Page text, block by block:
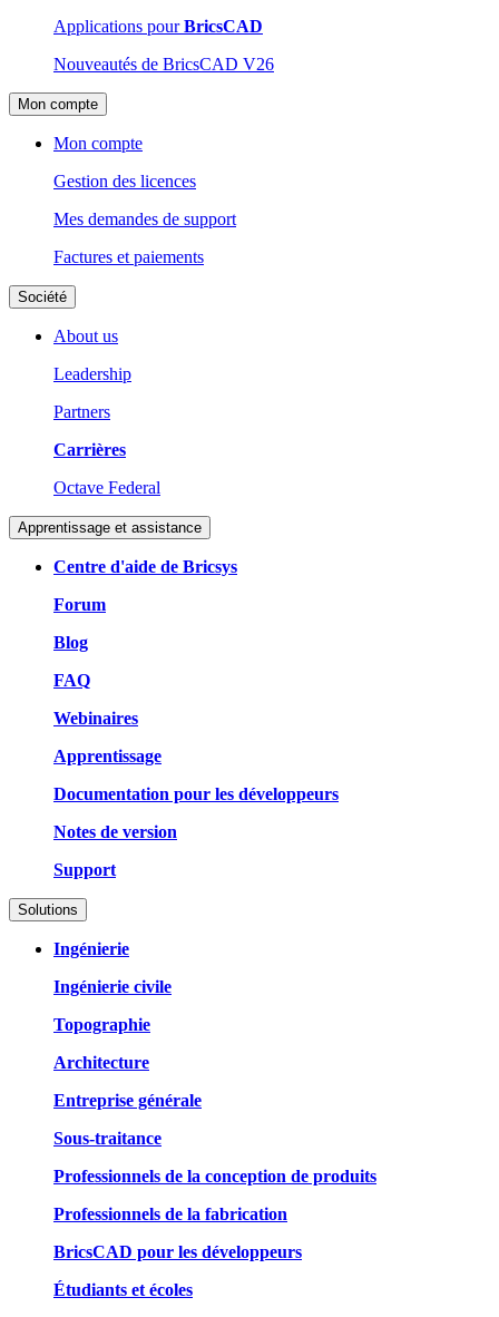
Applications pourBricsCAD
Nouveautés de BricsCAD V26
Mon compte
Mon compte
Gestion des licences
Mes demandes de support
Factures et paiements
Société
About us
Leadership
Partners
Carrières
Octave Federal
Apprentissage et assistance
Centre d'aide de Bricsys
Forum
Blog
FAQ
Webinaires
Apprentissage
Documentation pour les développeurs
Notes de version
Support
Solutions
Ingénierie
Ingénierie civile
Topographie
Architecture
Entreprise générale
Sous-traitance
Professionnels de la conception de produits
Professionnels de la fabrication
BricsCAD pour les développeurs
Étudiants et écoles